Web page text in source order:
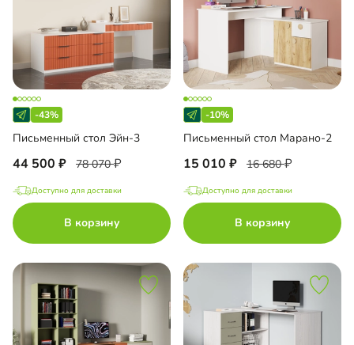
-43%
Письменный стол Эйн-3
44 500 78 070
Доступно для доставки
В корзину
-10%
Письменный стол Марано-2
15 010 16 680
Доступно для доставки
В корзину